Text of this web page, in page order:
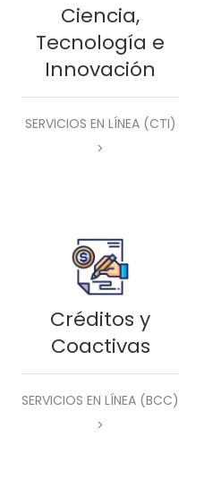
Ciencia,
Tecnología e
Innovación
SERVICIOS EN LÍNEA (CTI)
>
Créditos y
Coactivas
SERVICIOS EN LÍNEA (BCC)
>